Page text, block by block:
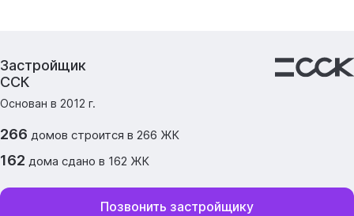
Застройщик
ССК
Основан в 2012 г.
266 домов строится в 266 ЖК
162 дома сдано в 162 ЖК
Позвонить застройщику